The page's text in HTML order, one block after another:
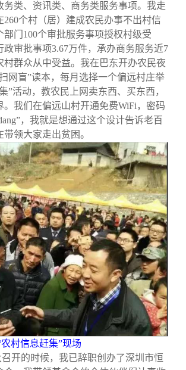
务类、资讯类、商务类服务事项。我走
260个村（居）建成农民办事不出村信
部门100个审批服务事项授权村级受
政审批事项3.67万件，承办商务服务近7
村群众从中受益。我在巴东开办农民夜
网盲”读本，每月选择一个偏远村庄举
”活动，教农民上网卖东西、买东西，
。我们在偏远山村开通免费WiFi，密码
，我就是想通过这个设计告诉老百
领大家走出贫困。
村信息赶集”现场
开的时候，我已辞职创办了深圳市恒